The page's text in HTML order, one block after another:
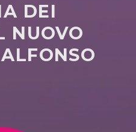
SITO WEB:
DEI
NUOVO